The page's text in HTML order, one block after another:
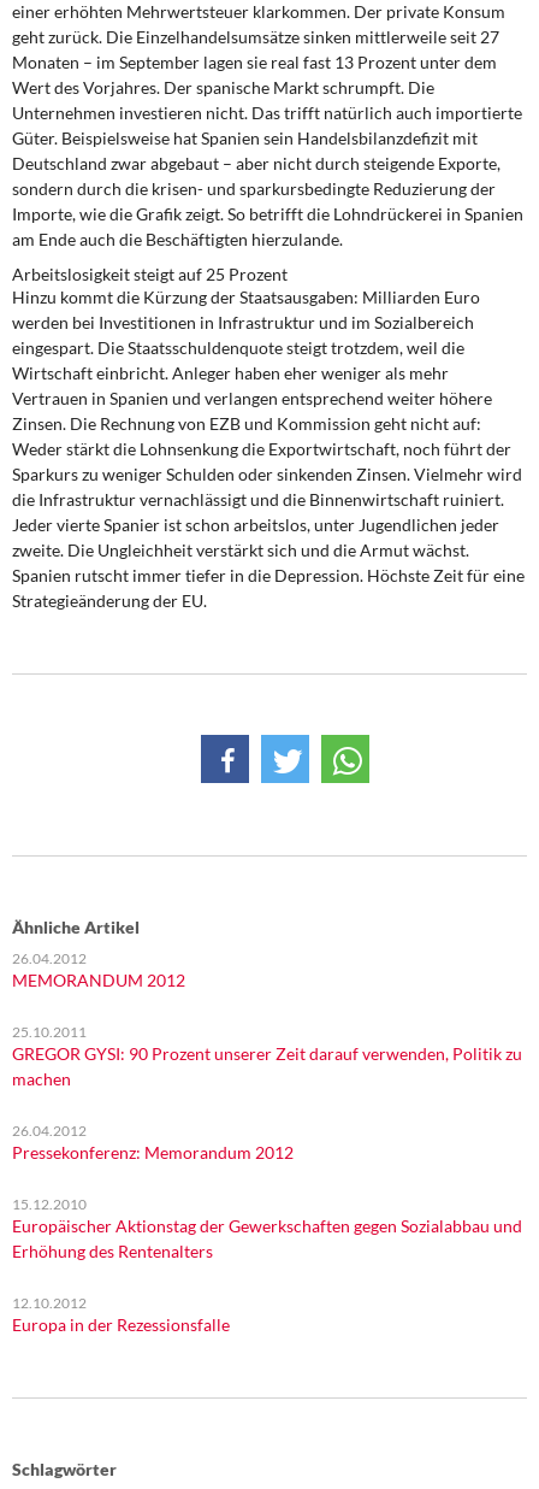
einer erhöhten Mehrwertsteuer klarkommen. Der private Konsum
geht zurück. Die Einzelhandelsumsätze sinken mittlerweile seit 27
Monaten – im September lagen sie real fast 13 Prozent unter dem
Wert des Vorjahres. Der spanische Markt schrumpft. Die
Unternehmen investieren nicht. Das trifft natürlich auch importierte
Güter. Beispielsweise hat Spanien sein Handelsbilanzdefizit mit
Deutschland zwar abgebaut – aber nicht durch steigende Exporte,
sondern durch die krisen- und sparkursbedingte Reduzierung der
Importe, wie die Grafik zeigt. So betrifft die Lohndrückerei in Spanien
am Ende auch die Beschäftigten hierzulande.
Arbeitslosigkeit steigt auf 25 Prozent
Hinzu kommt die Kürzung der Staatsausgaben: Milliarden Euro
werden bei Investitionen in Infrastruktur und im Sozialbereich
eingespart. Die Staatsschuldenquote steigt trotzdem, weil die
Wirtschaft einbricht. Anleger haben eher weniger als mehr
Vertrauen in Spanien und verlangen entsprechend weiter höhere
Zinsen. Die Rechnung von EZB und Kommission geht nicht auf:
Weder stärkt die Lohnsenkung die Exportwirtschaft, noch führt der
Sparkurs zu weniger Schulden oder sinkenden Zinsen. Vielmehr wird
die Infrastruktur vernachlässigt und die Binnenwirtschaft ruiniert.
Jeder vierte Spanier ist schon arbeitslos, unter Jugendlichen jeder
zweite. Die Ungleichheit verstärkt sich und die Armut wächst.
Spanien rutscht immer tiefer in die Depression. Höchste Zeit für eine
Strategieänderung der EU.
Ähnliche Artikel
26.04.2012
MEMORANDUM 2012
25.10.2011
GREGOR GYSI: 90 Prozent unserer Zeit darauf verwenden, Politik zu
machen
26.04.2012
Pressekonferenz: Memorandum 2012
15.12.2010
Europäischer Aktionstag der Gewerkschaften gegen Sozialabbau und
Erhöhung des Rentenalters
12.10.2012
Europa in der Rezessionsfalle
Schlagwörter